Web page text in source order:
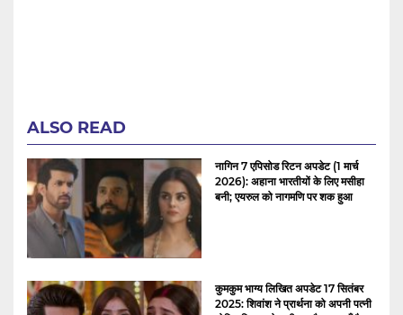
ALSO READ
नागिन 7 एपिसोड रिटन अपडेट (1 मार्च
2026): अहाना भारतीयों के लिए मसीहा
बनी; एयरुल को नागमणि पर शक हुआ
कुमकुम भाग्य लिखित अपडेट 17 सितंबर
2025: शिवांश ने प्रार्थना को अपनी पत्नी